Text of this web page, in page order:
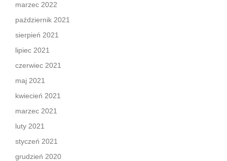
marzec 2022
październik 2021
sierpień 2021
lipiec 2021
czerwiec 2021
maj 2021
kwiecień 2021
marzec 2021
luty 2021
styczeń 2021
grudzień 2020